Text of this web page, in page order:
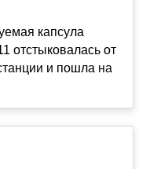
капсула
отстыковалась от
и пошла на